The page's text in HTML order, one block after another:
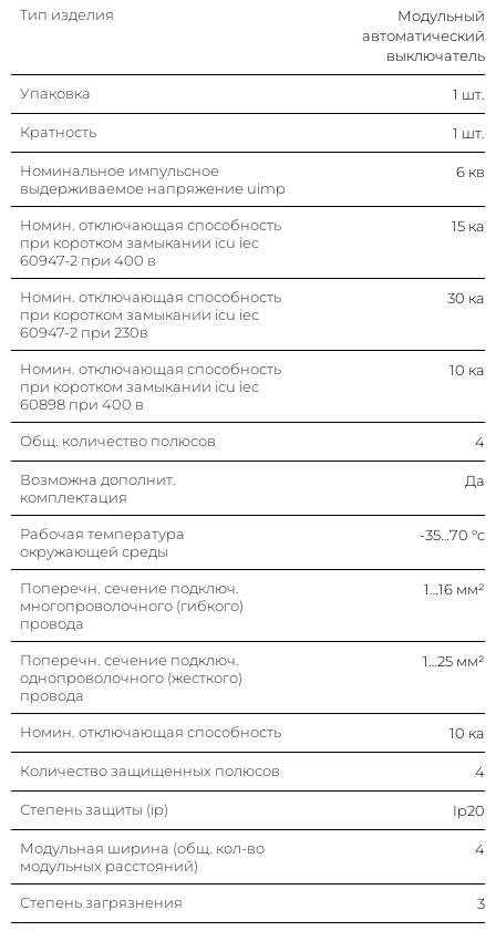
Ip20
Модульная ширина (общ. кол-во
модульных расстояний)
4
Степень загрязнения 3
Класс токоограничения 3
Номин. напряжение изоляции ui
Характеристика срабатывания
(кривая тока)
Частота 50…60 гц
Номин. ток 20 а
Глубина установочная (встраив.) 45 мм
Тип напряжения Ac (перемен.)
Тип изделия
Модульный
автоматический
выключатель
Упаковка 1 шт.
Кратность 1 шт.
Номинальное импульсное
выдерживаемое напряжение uimp
6 кв
Номин. отключающая способность
при коротком замыкании icu iec
60947-2 при 400 в
15 ка
Номин. отключающая способность
при коротком замыкании icu iec
60947-2 при 230в
30 ка
Номин. отключающая способность
при коротком замыкании icu iec
60898 при 400 в
10 ка
Общ. количество полюсов 4
Возможна дополнит.
комплектация
Да
Рабочая температура
окружающей среды
-35…70 °c
Поперечн. сечение подключ.
многопроволочного (гибкого)
провода
1…16 мм²
Поперечн. сечение подключ.
однопроволочного (жесткого)
провода
1…25 мм²
Номин. отключающая способность 10 ка
Количество защищенных полюсов 4
Степень защиты (ip) Ip20
Модульная ширина (общ. кол-во
модульных расстояний)
4
Степень загрязнения 3